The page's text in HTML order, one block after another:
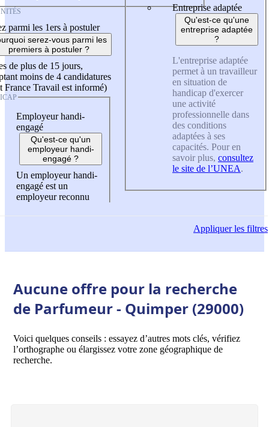
parmi les 1ers à postuler
serez-vous parmi les
premiers à postuler ?
de plus de 15 jours,
moins de 4 candidatures
France Travail est informé)
Employeur handi-
engagé
Qu'est-ce qu'un
employeur handi-
engagé ?
Un employeur handi-
engagé est un
employeur reconnu
Entreprise adaptée
Qu'est-ce qu'une
entreprise adaptée
?
L'entreprise adaptée
permet à un travailleur
en situation de
handicap d'exercer
une activité
professionnelle dans
des conditions
adaptées à ses
capacités. Pour en
savoir plus, consultez
le site de l’UNEA.
Appliquerles filtres
Aucune offre pour la recherche
de Parfumeur - Quimper (29000)
Voici quelques conseils : essayez d’autres mots clés, vérifiez
l’orthographe ou élargissez votre zone géographique de
recherche.